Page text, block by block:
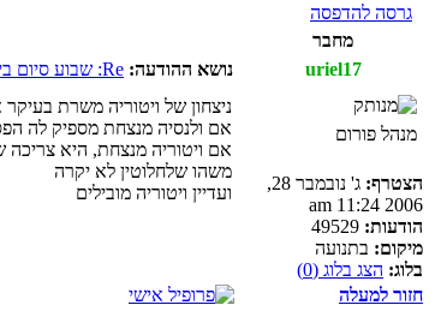
גרסה להדפסה
מחבר
uriel17
נושא ההודעה: Re: שבוע סיום ביורוליג
מנהל פורום
הצטרף:
ג' נובמבר 28,
2006 11:24 am
הודעות:
מיקום: בתנועה
בלוג: הצג בלוג (0)
ניצחון של ויטוריה משרת בעיקר
אם ולנסיה מנצחת מספיק לה
אם ויטוריה מנצחת, היא צריכה
משהו שלחלוטין לא יקרה
ועדיין ויטוריה מובילים
חזור למעלה